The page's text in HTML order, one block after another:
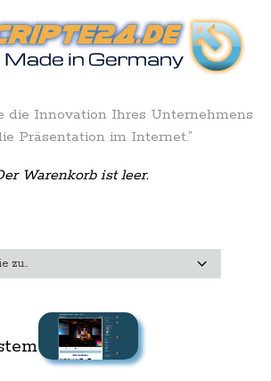
die Innovation Ihres Unternehmens
Präsentation im Internet.”
Warenkorb ist leer.